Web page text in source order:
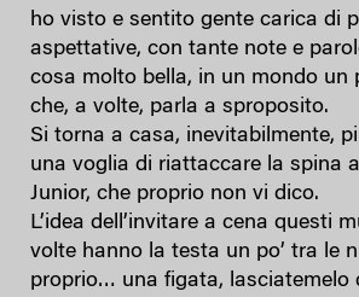
ho visto e sentito gente carica di
aspettative, con tante note e
cosa molto bella, in un mondo un
che, a volte, parla a sproposito.
Si torna a casa, inevitabilmente,
una voglia di riattaccare la spina
Junior, che proprio non vi dico.
L’idea dell’invitare a cena questi
volte hanno la testa un po’ tra le
proprio… una figata, lasciatemelo